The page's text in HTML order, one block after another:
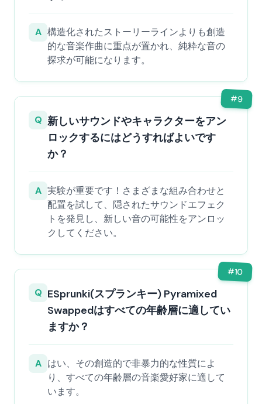
A 構造化されたストーリーラインよりも創造
的な音楽作曲に重点が置かれ、純粋な音の
探求が可能になります。
#9
Q 新しいサウンドやキャラクターをアン
ロックするにはどうすればよいです
か？
A 実験が重要です！さまざまな組み合わせと
配置を試して、隠されたサウンドエフェク
トを発見し、新しい音の可能性をアンロッ
クしてください。
#10
Q ESprunki(スプランキー) Pyramixed
Swappedはすべての年齢層に適してい
ますか？
A はい、その創造的で非暴力的な性質によ
り、すべての年齢層の音楽愛好家に適して
います。